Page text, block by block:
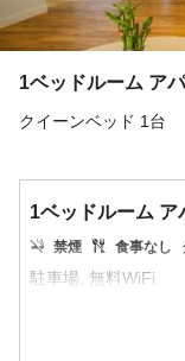
1ベッドルーム ア
クイーンベッド 1台
1ベッドルーム ア
禁煙 食事なし